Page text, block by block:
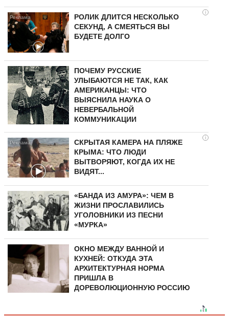
i
РОЛИК ДЛИТСЯ НЕСКОЛЬКО
СЕКУНД, А СМЕЯТЬСЯ ВЫ
БУДЕТЕ ДОЛГО
ПОЧЕМУ РУССКИЕ
УЛЫБАЮТСЯ НЕ ТАК, КАК
АМЕРИКАНЦЫ: ЧТО
ВЫЯСНИЛА НАУКА О
НЕВЕРБАЛЬНОЙ
КОММУНИКАЦИИ
i
СКРЫТАЯ КАМЕРА НА ПЛЯЖЕ
КРЫМА: ЧТО ЛЮДИ
ВЫТВОРЯЮТ, КОГДА ИХ НЕ
ВИДЯТ...
«БАНДА ИЗ АМУРА»: ЧЕМ В
ЖИЗНИ ПРОСЛАВИЛИСЬ
УГОЛОВНИКИ ИЗ ПЕСНИ
«МУРКА»
ОКНО МЕЖДУ ВАННОЙ И
КУХНЕЙ: ОТКУДА ЭТА
АРХИТЕКТУРНАЯ НОРМА
ПРИШЛА В
ДОРЕВОЛЮЦИОННУЮ РОССИЮ